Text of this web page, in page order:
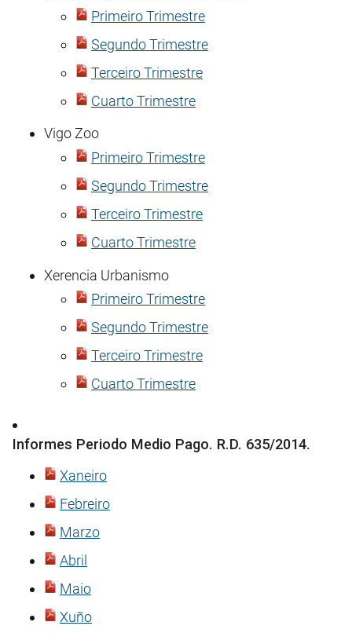
Primeiro Trimestre
Segundo Trimestre
Terceiro Trimestre
Cuarto Trimestre
Vigo Zoo
Primeiro Trimestre
Segundo Trimestre
Terceiro Trimestre
Cuarto Trimestre
Xerencia Urbanismo
Primeiro Trimestre
Segundo Trimestre
Terceiro Trimestre
Cuarto Trimestre
Informes Periodo Medio Pago. R.D. 635/2014.
Xaneiro
Febreiro
Marzo
Abril
Maio
Xuño